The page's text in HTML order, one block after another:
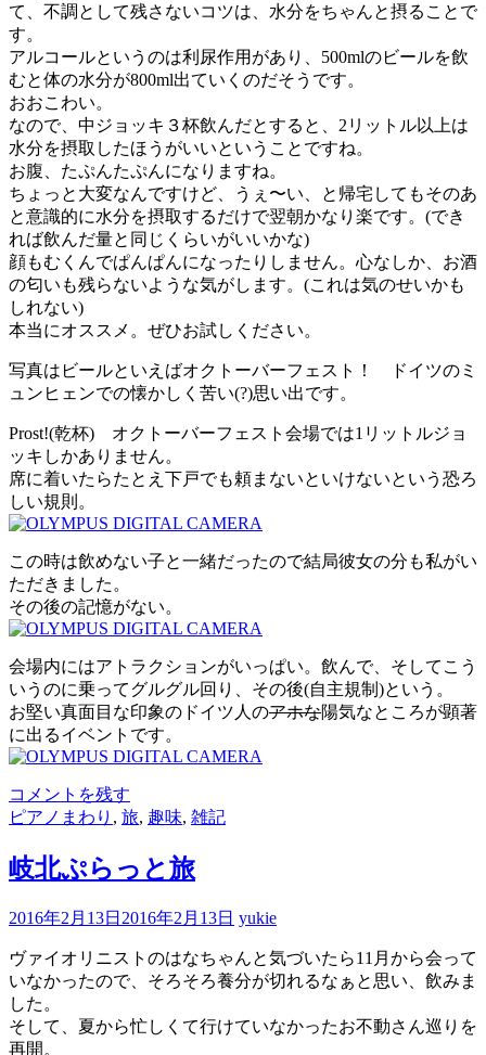
て、不調として残さないコツは、水分をちゃんと摂ることで
す。
アルコールというのは利尿作用があり、500mlのビールを飲
むと体の水分が800ml出ていくのだそうです。
おおこわい。
なので、中ジョッキ３杯飲んだとすると、2リットル以上は
水分を摂取したほうがいいということですね。
お腹、たぷんたぷんになりますね。
ちょっと大変なんですけど、うぇ〜い、と帰宅してもそのあ
と意識的に水分を摂取するだけで翌朝かなり楽です。(でき
れば飲んだ量と同じくらいがいいかな)
顔もむくんでぱんぱんになったりしません。心なしか、お酒
の匂いも残らないような気がします。(これは気のせいかも
しれない)
本当にオススメ。ぜひお試しください。
写真はビールといえばオクトーバーフェスト！ ドイツのミ
ュンヒェンでの懐かしく苦い(?)思い出です。
Prost!(乾杯) オクトーバーフェスト会場では1リットルジョ
ッキしかありません。
席に着いたらたとえ下戸でも頼まないといけないという恐ろ
しい規則。
この時は飲めない子と一緒だったので結局彼女の分も私がい
ただきました。
その後の記憶がない。
会場内にはアトラクションがいっぱい。飲んで、そしてこう
いうのに乗ってグルグル回り、その後(自主規制)という。
お堅い真面目な印象のドイツ人のアホな陽気なところが顕著
に出るイベントです。
コメントを残す
ピアノまわり , 旅, 趣味, 雑記
岐北ぷらっと旅
2016年2月13日 2016年2月13日 yukie
ヴァイオリニストのはなちゃんと気づいたら11月から会って
いなかったので、そろそろ養分が切れるなぁと思い、飲みま
した。
そして、夏から忙しくて行けていなかったお不動さん巡りを
再開。